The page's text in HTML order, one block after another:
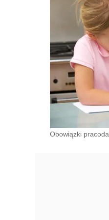
Obowiązki